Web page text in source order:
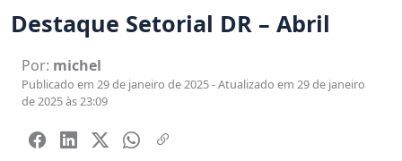
Destaque Setorial DR – Abril
Por: michel
Publicado em 29 de janeiro de 2025 - Atualizado em 29 de janeiro
de 2025 às 23:09